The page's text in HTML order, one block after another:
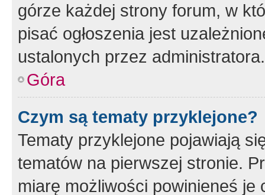
górze każdej strony forum, w
pisać ogłoszenia jest
ustalonych przez administratora.
Góra
Czym są tematy przyklejone?
Tematy przyklejone pojawiają
tematów na pierwszej stronie.
miarę możliwości powinieneś je